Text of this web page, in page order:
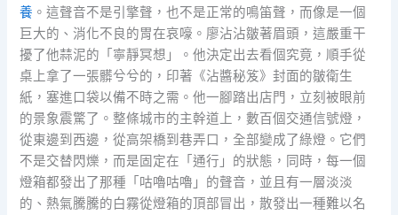
養 。這聲音不是引擎聲，也不是正常的鳴笛聲，而像是一個
巨大的、消化不良的胃在哀嚎。廖沾沾皺著眉頭，這嚴重干
擾了他蒜泥的「寧靜冥想」。他決定出去看個究竟，順手從
桌上拿了一張髒兮兮的，印著《沾醬秘笈》封面的皺衛生
紙，塞進口袋以備不時之需。他一腳踏出店門，立刻被眼前
的景象震驚了。整條城市的主幹道上，數百個交通信號燈，
從東邊到西邊，從高架橋到巷弄口，全部變成了綠燈。它們
不是交替閃爍，而是固定在「通行」的狀態，同時，每一個
燈箱都發出了那種「咕嚕咕嚕」的聲音，並且有一層淡淡
的、熱氣騰騰的白霧從燈箱的頂部冒出，散發出一種難以名